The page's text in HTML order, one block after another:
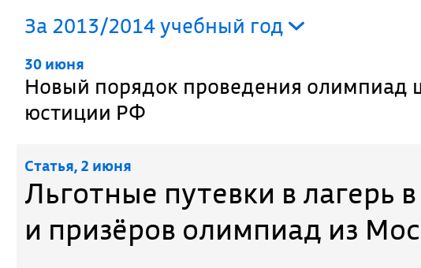
За 2013/2014 учебный год
30 июня
Новый порядок проведения олимпиад
юстиции РФ
Cтатья, 2 июня
Льготные путевки в лагерь
и призёров олимпиад из